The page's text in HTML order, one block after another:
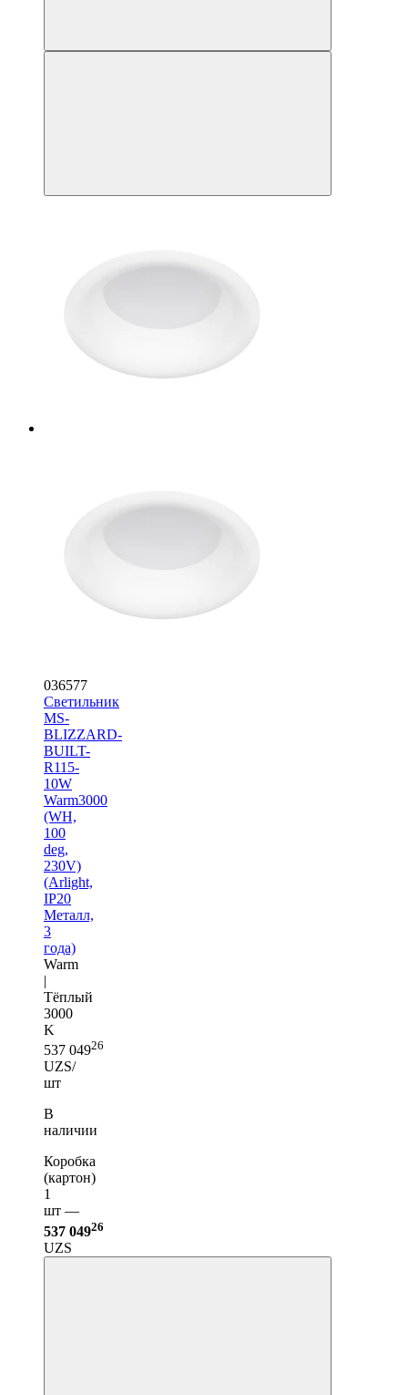
036577
Светильник
MS-
BLIZZARD-
BUILT-
R115-
10W
Warm3000
(WH,
100
deg,
230V)
(Arlight,
IP20
Металл,
3
года)
Warm
|
Тёплый
3000
K
537 04926
UZS/
шт
В
наличии
Коробка
(картон)
1
шт —
537 04926
UZS